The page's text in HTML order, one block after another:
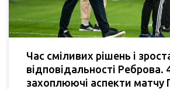
Час сміливих рішень і
відповідальності Реброва.
захоплюючі аспекти матчу